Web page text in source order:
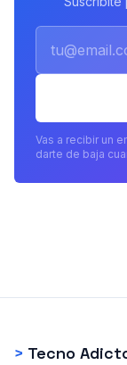
Vas a recibir un
darte de baja
> Tecno